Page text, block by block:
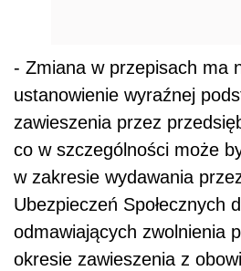
- Zmiana w przepisach ma
ustanowienie wyraźnej
zawieszenia przez
co w szczególności może
w zakresie wydawania
Ubezpieczeń Społecznych
odmawiających zwolnienia
okresie zawieszenia z